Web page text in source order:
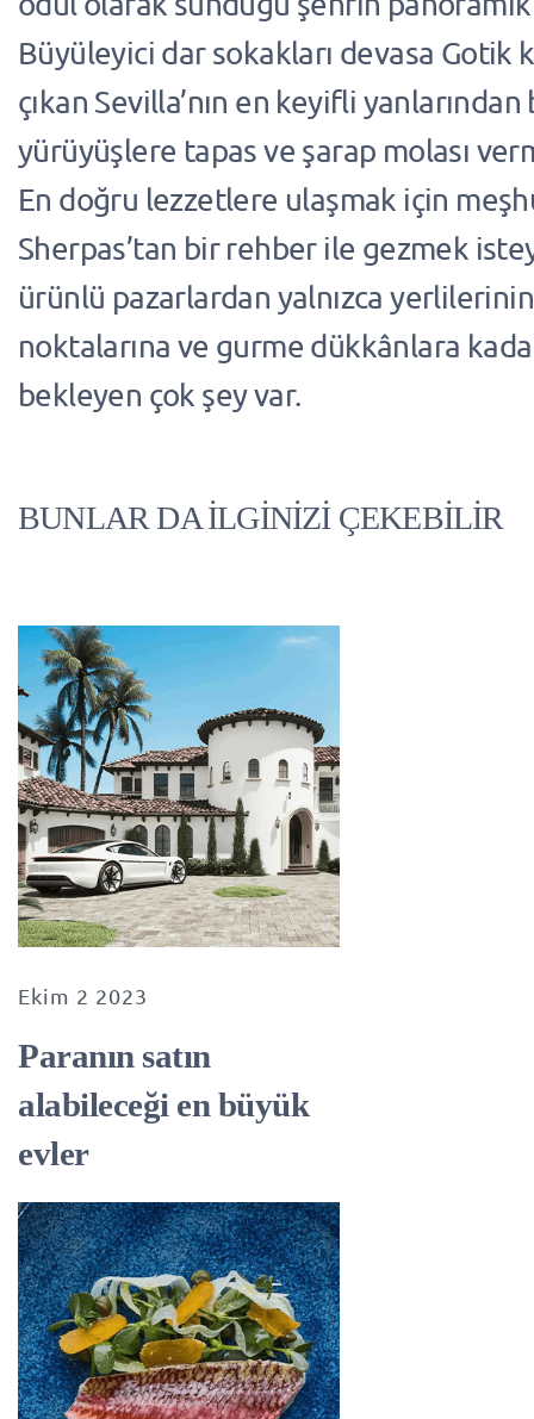
Büyüleyici dar sokakları devasa Gotik
çıkan Sevilla’nın en keyifli
yürüyüşlere tapas ve şarap molası
En doğru lezzetlere ulaşmak için
Sherpas’tan bir rehber ile gezmek
ürünlü pazarlardan yalnızca
noktalarına ve gurme dükkânlara
bekleyen çok şey var.
BUNLAR DA İLGİNİZİ ÇEKEBİLİR
Ekim 2 2023
Paranın satın
alabileceği en büyük
evler